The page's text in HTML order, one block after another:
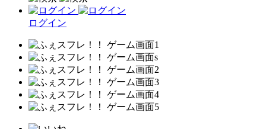
ログイン